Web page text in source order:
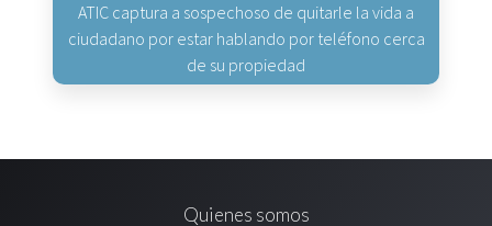
ATIC captura a sospechoso de quitarle la vida a
ciudadano por estar hablando por teléfono cerca
de su propiedad
Quienes somos